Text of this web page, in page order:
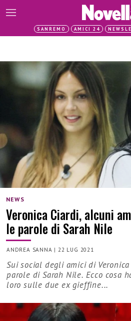
SANREMO AMICI 24
NEWS
Veronica Ciardi, alcuni
le parole di Sarah Nile
ANDREA SANNA |22 LUG 2021
Sui social degli amici di
parole di Sarah Nile. Ecco cosa
loro sulle due ex gieffine...